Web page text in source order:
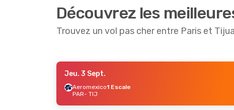
Découvrez les
Trouvez un vol pas cher entre Paris et
- Mar. 15 Sept.
3 Escales
Jeu. 3 Sept.
Aeromexico1 Escale
PAR- TIJ